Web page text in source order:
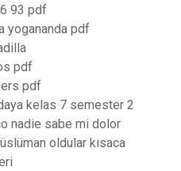
93 pdf
yogananda pdf
pdf
pdf
kelas 7 semester 2
nadie sabe mi dolor
oldular kısaca